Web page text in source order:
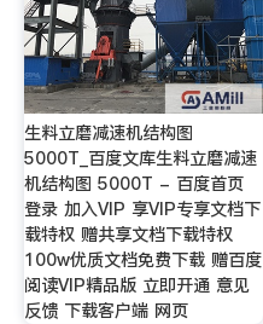
生料立磨减速机结构图
5000T_百度文库生料立磨减速
机结构图 5000T - 百度首页
登录 加入VIP 享VIP专享文档下
载特权 赠共享文档下载特权
100w优质文档免费下载 赠百度
阅读VIP精品版 立即开通 意见
反馈 下载客户端 网页